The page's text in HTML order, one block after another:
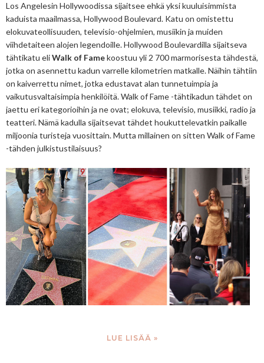
Los Angelesin Hollywoodissa sijaitsee ehkä yksi kuuluisimmista
kaduista maailmassa, Hollywood Boulevard. Katu on omistettu
elokuvateollisuuden, televisio-ohjelmien, musiikin ja muiden
viihdetaiteen alojen legendoille. Hollywood Boulevardilla sijaitseva
tähtikatu eliWalk of Famekoostuu yli 2 700 marmorisesta tähdestä,
jotka on asennettu kadun varrelle kilometrien matkalle. Näihin tähtiin
on kaiverrettu nimet, jotka edustavat alan tunnetuimpia ja
vaikutusvaltaisimpia henkilöitä. Walk of Fame -tähtikadun tähdet on
jaettu eri kategorioihin ja ne ovat; elokuva, televisio, musiikki, radio ja
teatteri. Nämä kadulla sijaitsevat tähdet houkuttelevatkin paikalle
miljoonia turisteja vuosittain. Mutta millainen on sitten Walk of Fame
-tähden julkistustilaisuus?
LUE LISÄÄ »